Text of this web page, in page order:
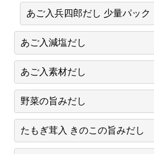
あご入兵四郎だし 少量パック
あご入減塩だし
あご入素材だし
野菜の旨みだし
たもぎ茸入 きのこの旨みだし